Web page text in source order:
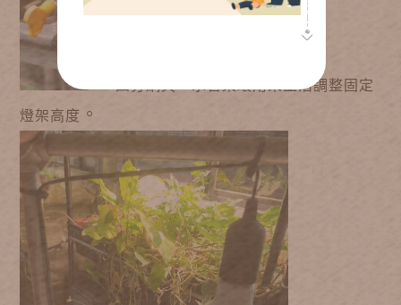
四分網夾、水管束環用來靈活調整固定
燈架高度 。